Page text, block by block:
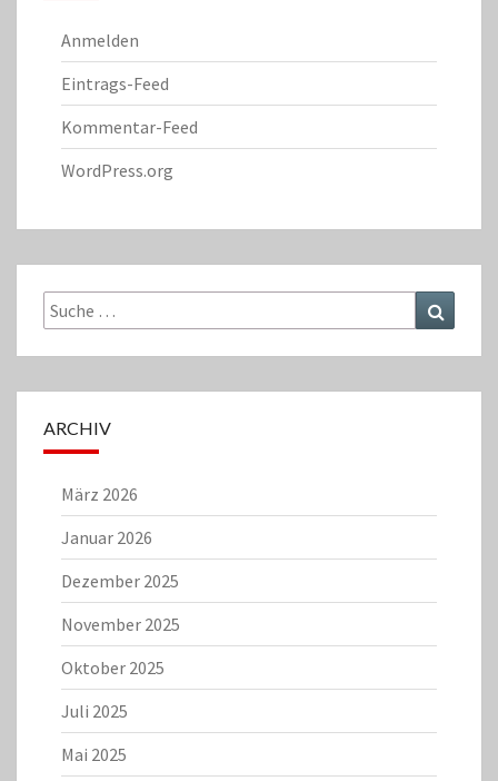
Anmelden
Eintrags-Feed
Kommentar-Feed
WordPress.org
Suche
nach:
ARCHIV
März 2026
Januar 2026
Dezember 2025
November 2025
Oktober 2025
Juli 2025
Mai 2025